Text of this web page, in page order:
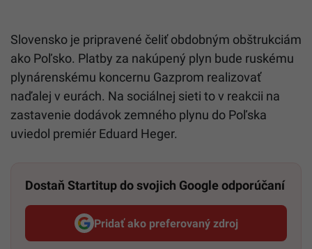
Slovensko je pripravené čeliť obdobným obštrukciám
ako Poľsko. Platby za nakúpený plyn bude ruskému
plynárenskému koncernu Gazprom realizovať
naďalej v eurách. Na sociálnej sieti to v reakcii na
zastavenie dodávok zemného plynu do Poľska
uviedol premiér Eduard Heger.
Dostaň Startitup do svojich Google odporúčaní
Pridať ako preferovaný zdroj
Startitup, odkaz sa otvorí v